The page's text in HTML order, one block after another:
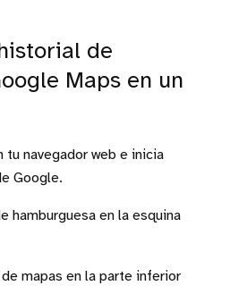
de
Maps en un
tu navegador web e inicia
Google.
hamburguesa en la esquina
mapas en la parte inferior